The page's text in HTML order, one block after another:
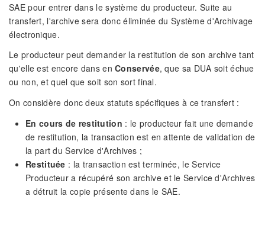
SAE pour entrer dans le système du producteur. Suite au
transfert, l'archive sera donc éliminée du Système d'Archivage
électronique.
Le producteur peut demander la restitution de son archive tant
qu'elle est encore dans enConservée, que sa DUA soit échue
ou non, et quel que soit son sort final.
On considère donc deux statuts spécifiques à ce transfert :
En cours de restitution : le producteur fait une demande
de restitution, la transaction est en attente de validation de
la part du Service d'Archives ;
Restituée : la transaction est terminée, le Service
Producteur a récupéré son archive et le Service d'Archives
a détruit la copie présente dans le SAE.